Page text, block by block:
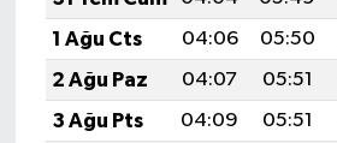
1 Ağu Cts
04:06 05:50
2 Ağu Paz
04:07 05:51
3 Ağu Pts
04:09 05:51